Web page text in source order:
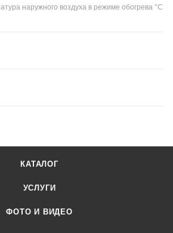
наружного воздуха в режиме обогрева °С
КАТАЛОГ
УСЛУГИ
ФОТО И ВИДЕО